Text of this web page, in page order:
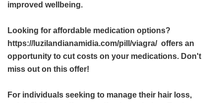
improved wellbeing.
Looking for affordable medication options?
https://luzilandianamidia.com/pill/viagra/ offers an
opportunity to cut costs on your medications. Don't
miss out on this offer!
For individuals seeking to manage their hair loss,